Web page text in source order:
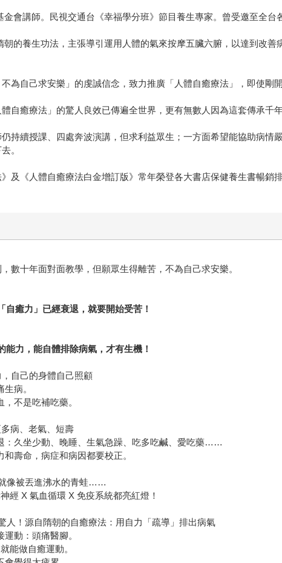
會講師。民視交通台《幸福學分班》節目養生專家。曾受邀至全台
的養生功法，主張導引運用人體的氣來按摩五臟六腑，以達到改
為自己求安樂」的虔誠信念，致力推廣「人體自癒療法」，即使剛
自癒療法」的驚人良效已傳遍全世界，更有無數人因為這套傳承千
持續授課、四處奔波演講，但求利益眾生；一方面希望能協助病情
。
及《人體自癒療法白金增訂版》常年榮登各大書店保健養生書暢銷排
數十年面對面教學，但願眾生得離苦，不為自己求安樂。
癒力」已經衰退，就要開始受苦！
力，能自體排除病氣，才有生機！
自己的身體自己照顧
病。
不是吃補吃藥。
病、老氣、短壽
：久坐少動、晚睡、生氣急躁、吃多吃鹹、愛吃藥……
壽命，病症和病因都要校正。
像被丟進沸水的青蛙……
經 X 氣血循環 X 免疫系統都亮紅燈！
人！源自隋朝的自癒療法：用自力「疏導」排出病氣
動：頭痛醫腳。
能做自癒運動。